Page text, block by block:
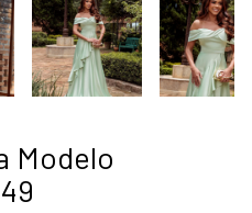
Modelo